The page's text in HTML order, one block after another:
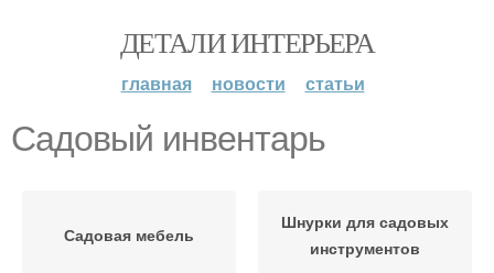
ДЕТАЛИ ИНТЕРЬЕРА
главная новости статьи
Садовый инвентарь
Садовая мебель
Шнурки для садовых
инструментов